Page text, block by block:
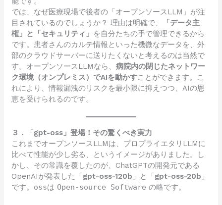
では、なぜ医療現場で後者の「オープンソースLLM」が注
目されているのでしょうか？ 理由は明確で、
「データ主
権」と「セキュリティ」 を自分たちの手で管理できるから
です。患者さんのカルテ情報といった機微なデータを、外
部のクラウドサーバーに送りたくないと考えるのは当然で
す。オープンソースLLMなら、病院内の閉じたネットワー
ク環境（オンプレミス）でAIを動かすことができます。こ
れにより、情報漏洩のリスクを最小限に抑えつつ、AIの恩
恵を受けられるのです。
３．「gpt-oss」登場！その驚くべき実力
これまでオープンソースLLMは、プロプライエタリLLMに
比べて性能が少し劣る、というイメージがありました。し
かし、その常識を覆したのが、ChatGPTの開発元である
OpenAIが発表した「gpt-oss-120b 」と「gpt-oss-20b 」
です。 ossは Open-source Software の略です。